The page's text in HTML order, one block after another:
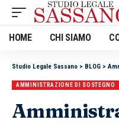
HOME CHI SIAMO
Studio Legale Sassano > BLOG >
AMMINISTRAZIONE DI SOSTEGNO